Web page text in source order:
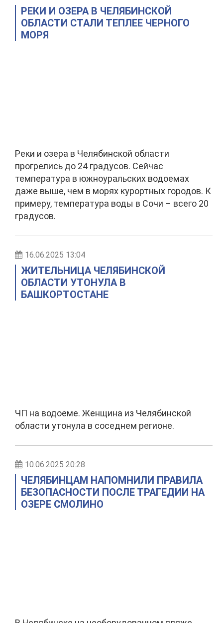
РЕКИ И ОЗЕРА В ЧЕЛЯБИНСКОЙ
ОБЛАСТИ СТАЛИ ТЕПЛЕЕ ЧЕРНОГО
МОРЯ
Реки и озера в Челябинской области
прогрелись до 24 градусов. Сейчас
температура в южноуральских водоемах
даже выше, чем в морях курортных городов. К
примеру, температура воды в Сочи – всего 20
градусов.
16.06.2025 13:04
ЖИТЕЛЬНИЦА ЧЕЛЯБИНСКОЙ
ОБЛАСТИ УТОНУЛА В
БАШКОРТОСТАНЕ
ЧП на водоеме. Женщина из Челябинской
области утонула в соседнем регионе.
10.06.2025 20:28
ЧЕЛЯБИНЦАМ НАПОМНИЛИ ПРАВИЛА
БЕЗОПАСНОСТИ ПОСЛЕ ТРАГЕДИИ НА
ОЗЕРЕ СМОЛИНО